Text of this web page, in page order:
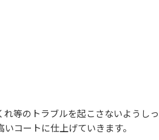
等のトラブルを起こさないようし
コートに仕上げていきます。